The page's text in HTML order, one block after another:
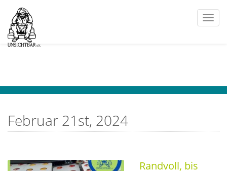
Februar 21st, 2024
Randvoll, bis